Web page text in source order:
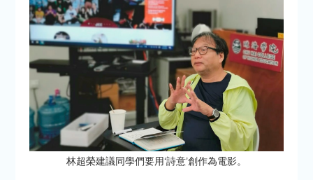
林超榮建議同學們要用‘詩意’創作為電影。